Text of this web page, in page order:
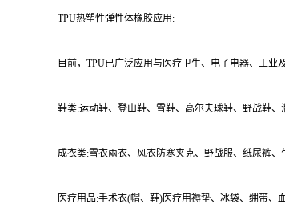
TPU热塑性弹性体橡胶应用:
目前，TPU已广泛应用与医疗卫生、电子电器、工业
鞋类:运动鞋、登山鞋、雪鞋、高尔夫球鞋、野战鞋、
成衣类:雪衣兩衣、风衣防寒夹克、野战服、纸尿裤
医疗用品:手术衣(帽、鞋)医疗用褥垫、冰袋、绷带、